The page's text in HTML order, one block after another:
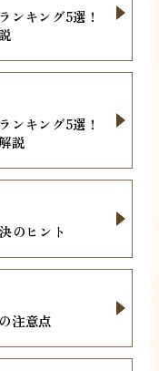
ンキング5選！
ンキング5選！
説
のヒント
注意点